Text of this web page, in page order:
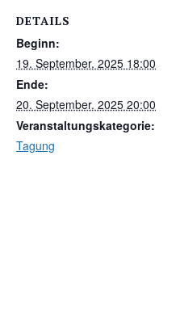
DETAILS
Beginn:
19. September. 2025 18:00
Ende:
20. September. 2025 20:00
Veranstaltungskategorie:
Tagung